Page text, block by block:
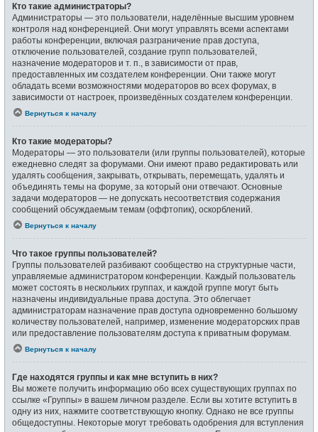
Кто такие администраторы?
Администраторы — это пользователи, наделённые высшим уровнем
контроля над конференцией. Они могут управлять всеми аспектами
работы конференции, включая разграничение прав доступа,
отключение пользователей, создание групп пользователей,
назначение модераторов и т. п., в зависимости от прав,
предоставленных им создателем конференции. Они также могут
обладать всеми возможностями модераторов во всех форумах, в
зависимости от настроек, произведённых создателем конференции.
Вернуться к началу
Кто такие модераторы?
Модераторы — это пользователи (или группы пользователей), которые
ежедневно следят за форумами. Они имеют право редактировать или
удалять сообщения, закрывать, открывать, перемещать, удалять и
объединять темы на форуме, за который они отвечают. Основные
задачи модераторов — не допускать несоответствия содержания
сообщений обсуждаемым темам (оффтопик), оскорблений.
Вернуться к началу
Что такое группы пользователей?
Группы пользователей разбивают сообщество на структурные части,
управляемые администратором конференции. Каждый пользователь
может состоять в нескольких группах, и каждой группе могут быть
назначены индивидуальные права доступа. Это облегчает
администраторам назначение прав доступа одновременно большому
количеству пользователей, например, изменение модераторских прав
или предоставление пользователям доступа к приватным форумам.
Вернуться к началу
Где находятся группы и как мне вступить в них?
Вы можете получить информацию обо всех существующих группах по
ссылке «Группы» в вашем личном разделе. Если вы хотите вступить в
одну из них, нажмите соответствующую кнопку. Однако не все группы
общедоступны. Некоторые могут требовать одобрения для вступления